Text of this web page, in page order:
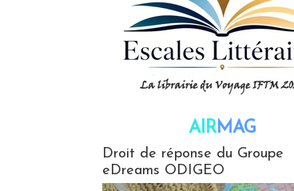
AIRMAG
Droit de réponse du Groupe
eDreams ODIGEO